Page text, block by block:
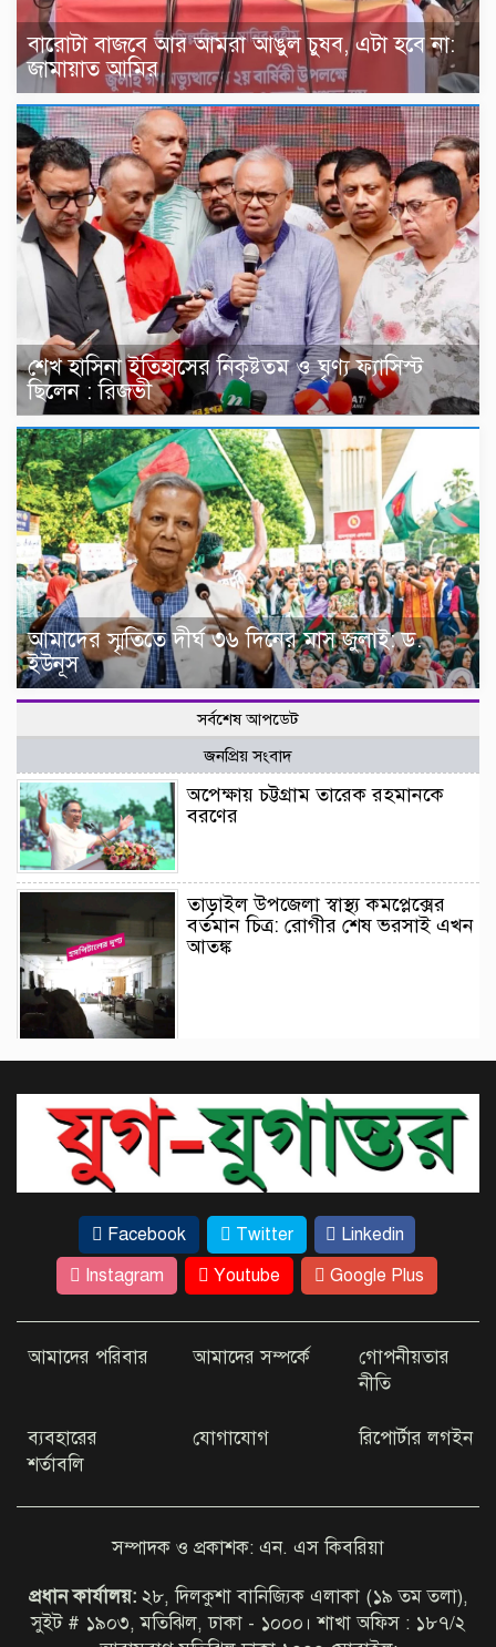
বারোটা বাজবে আর আমরা আঙুল চুষব, এটা হবে না:
জামায়াত আমির
শেখ হাসিনা ইতিহাসের নিকৃষ্টতম ও ঘৃণ্য ফ্যাসিস্ট
ছিলেন : রিজভী
আমাদের স্মৃতিতে দীর্ঘ ৩৬ দিনের মাস জুলাই: ড.
ইউনূস
সর্বশেষ আপডেট
জনপ্রিয় সংবাদ
অপেক্ষায় চট্টগ্রাম তারেক রহমানকে
বরণের
তাড়াইল উপজেলা স্বাস্থ্য কমপ্লেক্সের
বর্তমান চিত্র: রোগীর শেষ ভরসাই এখন
আতঙ্ক
ঝিনাইদহের বাজারে ব্যবসায়ীদের
সিন্ডিকেট ভেঙে দেওয়া হবে: আইনমন্ত্রী
ড্যাবের প্রতিষ্ঠাবার্ষিকীতে চিকিৎসক
সমাবেশের উদ্বোধন করলেন প্রধানমন্ত্রী
রাজধানীতে ২৪ ঘণ্টায় ৪৮৫ গ্রেপ্তার, ৫০
বন্দিশালা জেআইসি পরিদর্শনে যাচ্ছেন
ট্রাইব্যুনাল
Facebook Twitter
Linkedin
Instagram
Youtube Google Plus
আমাদের পরিবার আমাদের সম্পর্কে
গোপনীয়তার
নীতি
ব্যবহারের
শর্তাবলি
যোগাযোগ রিপোর্টার লগইন
সম্পাদক ও প্রকাশক: এন. এস কিবরিয়া
প্রধান কার্যালয়:২৮, দিলকুশা বানিজ্যিক এলাকা (১৯ তম তলা),
সুইট # ১৯০৩, মতিঝিল, ঢাকা - ১০০০। শাখা অফিস : ১৮৭/২